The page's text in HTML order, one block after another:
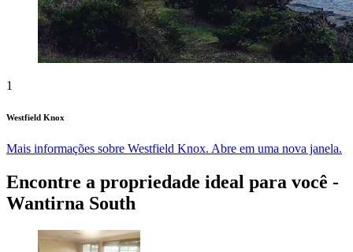
1
Westfield Knox
Mais informações sobre Westfield Knox. Abre em uma nova janela.
Encontre a propriedade ideal para você -
Wantirna South